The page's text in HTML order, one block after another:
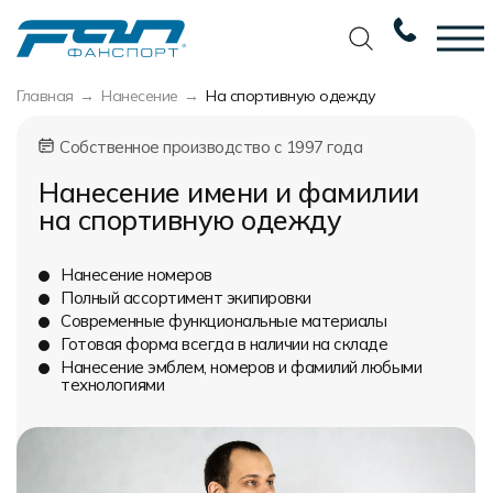
Главная Нанесение На спортивную одежду
Собственное производство с 1997 года
Нанесение имени и фамилии
на спортивную одежду
Нанесение номеров
Полный ассортимент экипировки
Современные функциональные материалы
Готовая форма всегда в наличии на складе
Нанесение эмблем, номеров и фамилий любыми
технологиями
Футбол
Баскетбол
Волейбол
Хоккей
Беговая форма
Другие виды спорта
Мерч и сувенирка
Новости
Наши награды
Сертификаты
Наши работы
Галерея работ
Фото изделий
Разработка дизайна
Услуги по пошиву
Экипировка
Экипировка профессиональных команд
Изготовление мерча
Пошив формы для курьеров
Разработка дизайна
Требования к макету
Технологии печати
Уход за изделиями
Виды тканей
Карта цветов
Маркировка и упаковка изделий